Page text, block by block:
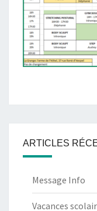
ARTICLES
Message Info
Vacances